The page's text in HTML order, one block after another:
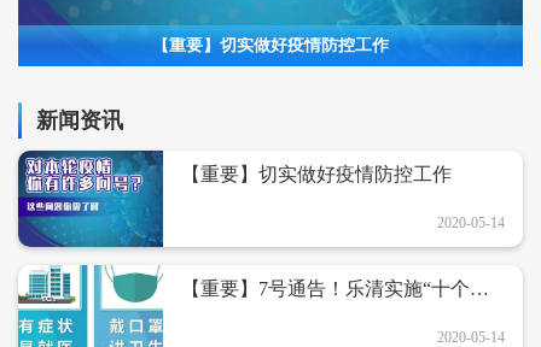
【重要】切实做好疫情防控工作
新闻资讯
【重要】切实做好疫情防控工作
2020-05-14
【重要】7号通告！乐清实施“十个一
2020-05-14